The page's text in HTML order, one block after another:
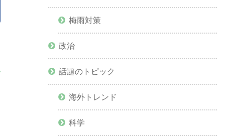
梅雨対策
政治
話題のトピック
海外トレンド
科学